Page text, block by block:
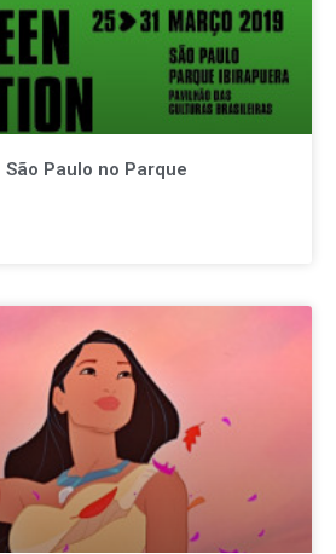
Paulo no Parque